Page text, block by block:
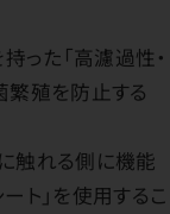
った「高濾過性・
繁殖を防止する
触れる側に機能
ト」を使用するこ